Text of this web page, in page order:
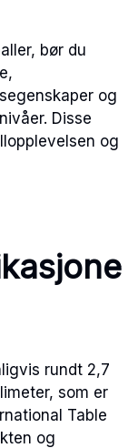
bør du
og
Disse
og
rundt 2,7
som er
Table
og